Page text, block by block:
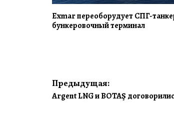
Exmar переоборудует СПГ-
бункеровочный терминал
Навигация
Предыдущая:
Argent LNG и BOTAŞ